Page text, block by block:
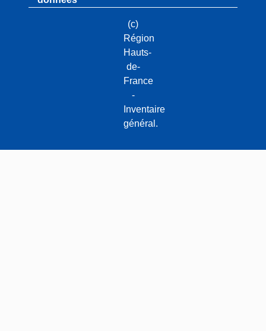
(c)
Région
Hauts-
de-
France
-
Inventaire
général.